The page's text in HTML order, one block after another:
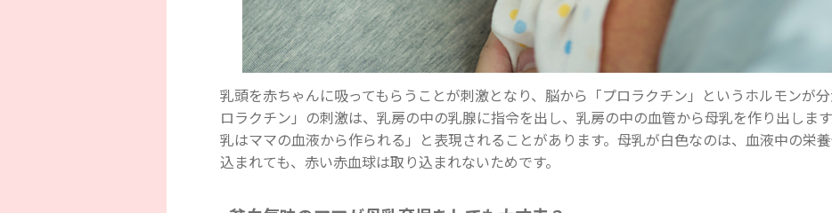
乳頭を赤ちゃんに吸ってもらうことが刺激となり、脳から「プロラクチン」というホルモンが
ロラクチン」の刺激は、乳房の中の乳腺に指令を出し、乳房の中の血管から母乳を作り出しま
乳はママの血液から作られる」と表現されることがあります。母乳が白色なのは、血液中の栄
込まれても、赤い赤血球は取り込まれないためです。